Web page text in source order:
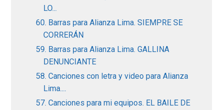
LO...
60. Barras para Alianza Lima. SIEMPRE SE
CORRERÁN
59. Barras para Alianza Lima. GALLINA
DENUNCIANTE
58. Canciones con letra y video para Alianza
Lima....
57. Canciones para mi equipos. EL BAILE DE